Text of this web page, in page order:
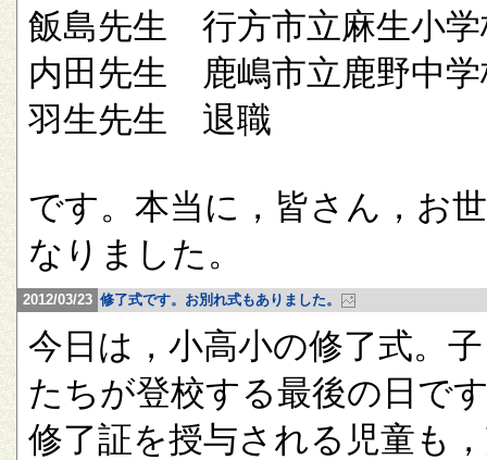
飯島先生 行方市立麻生小学
内田先生 鹿嶋市立鹿野中学
羽生先生 退職
です。本当に，皆さん，お
なりました。
2012/03/23 修了式です。お別れ式もありました。
今日は，小高小の修了式。
たちが登校する最後の日で
修了証を授与される児童も